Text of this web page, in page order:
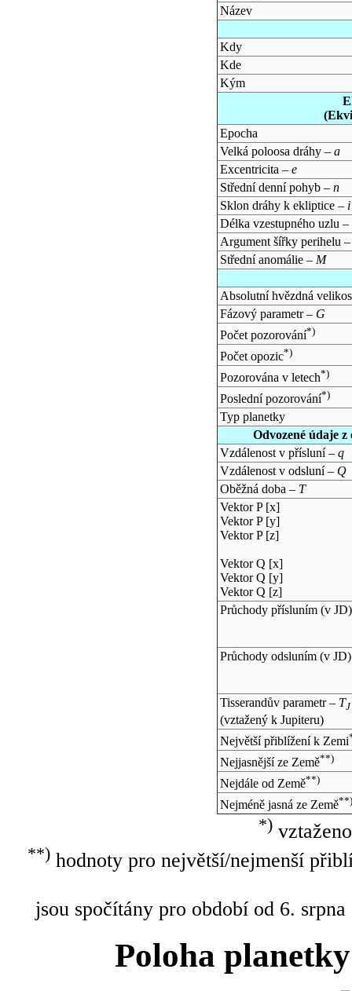
Název
Kdy
Kde
Kým
Epocha
Velká poloosa dráhy – a
Excentricita – e
Střední denní pohyb – n
Sklon dráhy k ekliptice – i
Délka vzestupného uzlu –
Argument šířky perihelu
Střední anomálie – M
Absolutní hvězdná
Fázový parametr – G
Počet pozorování*)
Počet opozic*)
Pozorována v letech*)
Poslední pozorování*)
Typ planetky
Odvozené údaje
Vzdálenost v přísluní – q
Vzdálenost v odsluní – Q
Oběžná doba – T
Vektor P [x]
Vektor P [y]
Vektor P [z]
Vektor Q [x]
Vektor Q [y]
Vektor Q [z]
Průchody přísluním (v JD)
Průchody odsluním (v JD)
Tisserandův parametr – TJ
(vztažený k Jupiteru)
Největší přiblížení k Zemi
Nejjasnější ze Země**)
Nejdále od Země**)
Nejméně jasná ze Země**)
*)
**)hodnoty pro největší/nejmenší
jsou spočítány pro období od 6.
Poloha